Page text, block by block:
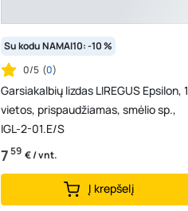
Su kodu NAMAI10: -10 %
0/5 (0)
Garsiakalbių lizdas LIREGUS Epsilon, 1
vietos, prispaudžiamas, smėlio sp.,
IGL-2-01.E/S
759 € / vnt.
Į krepšelį